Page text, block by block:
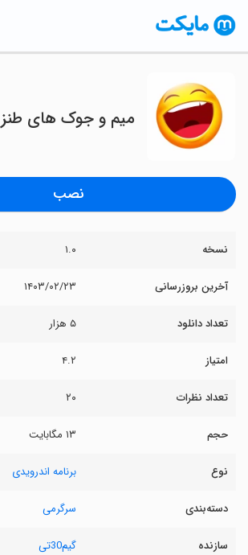
میم و جوک های طنز
نصب
نسخه ۱.۰
آخرین بروزرسانی ۱۴۰۳/۰۲/۲۳
تعداد دانلود ۵ هزار
امتیاز ۴.۲
تعداد نظرات ۲۰
حجم ۱۳ مگابایت
نوع برنامه اندرویدی
دسته‌بندی سرگرمی
سازنده گیم30تی